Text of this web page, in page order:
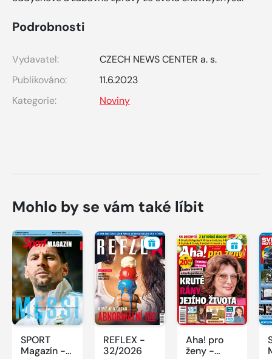
Podrobnosti
Vydavatel:
CZECH NEWS CENTER a. s.
Publikováno:
11.6.2023
Kategorie:
Noviny
Mohlo by se vám také líbit
SPORT
Magazín -
REFLEX -
32/2026
Aha! pro
ženy -